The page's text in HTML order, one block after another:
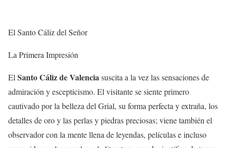
El Santo Cáliz del Señor
La Primera Impresión
El Santo Cáliz de Valenciasuscita a la vez las sensaciones de
admiración y escepticismo. El visitante se siente primero
cautivado por la belleza del Grial, su forma perfecta y extraña, los
detalles de oro y las perlas y piedras preciosas; viene también el
observador con la mente llena de leyendas, películas e incluso